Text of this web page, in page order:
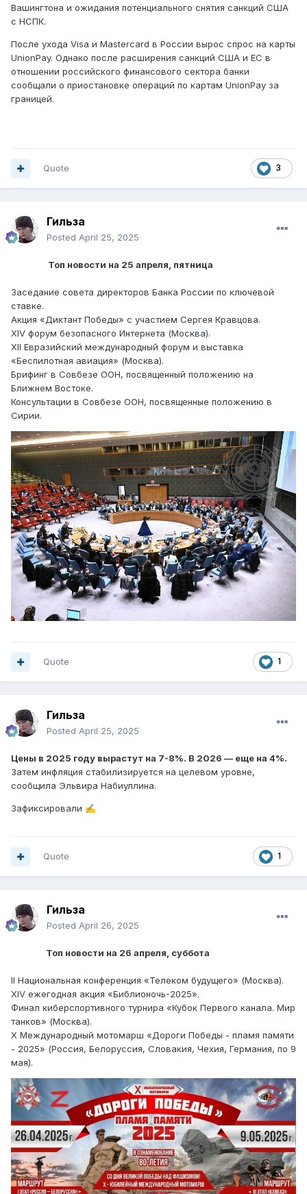
Вашингтона и ожидания потенциального снятия санкций США
с НСПК.
После ухода Visa и Mastercard в России вырос спрос на карты
UnionPay. Однако после расширения санкций США и ЕС в
отношении российского финансового сектора банки
сообщали о приостановке операций по картам UnionPay за
границей.
3
Quote
Гильза
Posted April 25, 2025
Топ новости на 25 апреля, пятница
Заседание совета директоров Банка России по ключевой
ставке.
Акция «Диктант Победы» с участием Сергея Кравцова.
XIV форум безопасного Интернета (Москва).
XII Евразийский международный форум и выставка
«Беспилотная авиация» (Москва).
Брифинг в Совбезе ООН, посвященный положению на
Ближнем Востоке.
Консультации в Совбезе ООН, посвященные положению в
Сирии.
1
Quote
Гильза
Posted April 25, 2025
Цены в 2025 году вырастут на 7-8%. В 2026 — еще на 4%.
Затем инфляция стабилизируется на целевом уровне,
сообщила Эльвира Набиуллина.
Зафиксировали ✍️
1
Quote
Гильза
Posted April 26, 2025
Топ новости на 26 апреля, суббота
II Национальная конференция «Телеком будущего» (Москва).
XIV ежегодная акция «Библионочь-2025».
Финал киберспортивного турнира «Кубок Первого канала. Мир
танков» (Москва).
X Международный мотомарш «Дороги Победы - пламя памяти
- 2025» (Россия, Белоруссия, Словакия, Чехия, Германия, по 9
мая).